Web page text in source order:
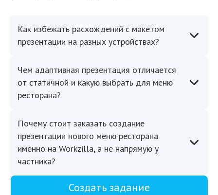
Как избежать расхождений с макетом
презентации на разных устройствах?
Чем адаптивная презентация отличается
от статичной и какую выбрать для меню
ресторана?
Почему стоит заказать создание
презентации нового меню ресторана
именно на Workzilla, а не напрямую у
частника?
Создать задание